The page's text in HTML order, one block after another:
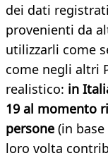
dei dati
provenienti da
utilizzarli come
come negli altri
realistico: in
19 al momento
persone (in
loro volta